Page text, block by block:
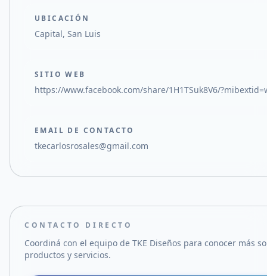
UBICACIÓN
Capital, San Luis
SITIO WEB
https://www.facebook.com/share/1H1TSuk8V6/
EMAIL DE CONTACTO
tkecarlosrosales@gmail.com
CONTACTO DIRECTO
Coordiná con el equipo de TKE Diseños para conocer más
productos y servicios.